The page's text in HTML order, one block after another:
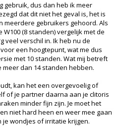
gebruik, dus dan heb ik meer
dat dit niet het geval is, het is
meerdere gebruikers gehoord. Als
(8 standen) vergelijk met de
veel verschil in. Ik heb nu de
een hoogtepunt, wat me dus
met 10 standen. Wat mij betreft
dan 14 standen hebben.
kan het een overgevoelig of
of je partner daarna aan je clitoris
minder fijn zijn. Je moet het
niet hard heen en weer mee gaan
wondjes of irritatie krijgen.